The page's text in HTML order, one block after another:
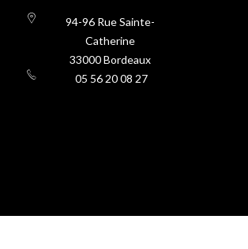
94-96 Rue Sainte-
Catherine
33000Bordeaux
05 56 20 08 27